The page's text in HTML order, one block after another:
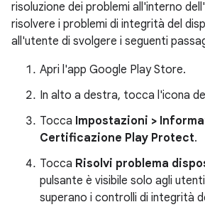
risoluzione dei problemi all'interno
risolvere i problemi di integrità del
all'utente di svolgere i seguenti
Apri l'app Google Play Store.
In alto a destra, tocca l'icona
Tocca Impostazioni >
Certificazione Play Protect.
Tocca Risolvi problema
pulsante è visibile solo agli
superano i controlli di integrità